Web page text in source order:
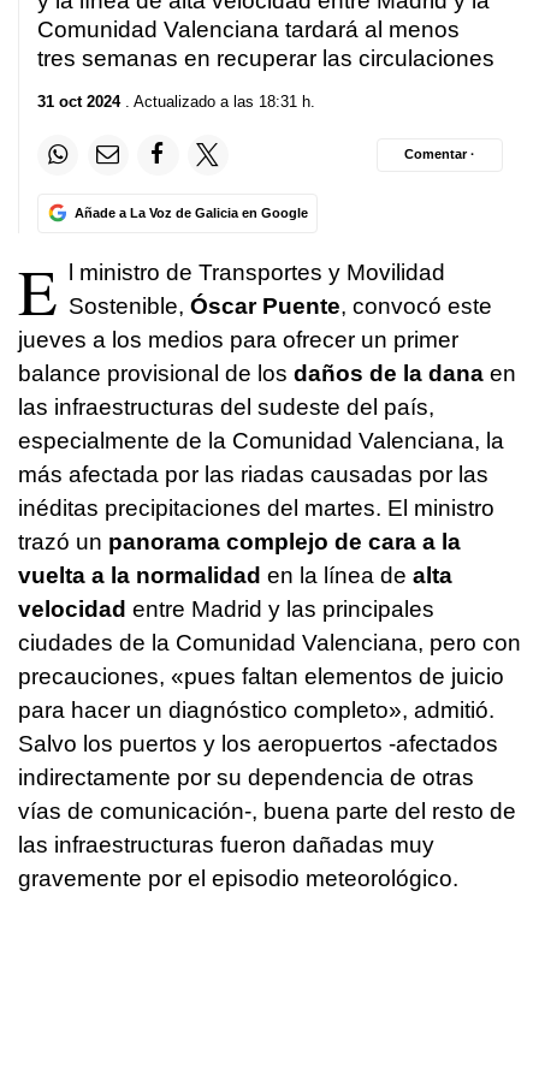
Comunidad Valenciana tardará al menos
tres semanas en recuperar las circulaciones
31 oct 2024. Actualizado a las 18:31 h.
Añade a La Voz de Galicia en Google
Comentar ·
E l ministro de Transportes y Movilidad
Sostenible, Óscar Puente, convocó este
jueves a los medios para ofrecer un primer
balance provisional de los daños de la dana en
las infraestructuras del sudeste del país,
especialmente de la Comunidad Valenciana, la
más afectada por las riadas causadas por las
inéditas precipitaciones del martes. El ministro
trazó un panorama complejo de cara a la
vuelta a la normalidad en la línea de alta
velocidad entre Madrid y las principales
ciudades de la Comunidad Valenciana, pero con
precauciones, «pues faltan elementos de juicio
para hacer un diagnóstico completo», admitió.
Salvo los puertos y los aeropuertos -afectados
indirectamente por su dependencia de otras
vías de comunicación-, buena parte del resto de
las infraestructuras fueron dañadas muy
gravemente por el episodio meteorológico.